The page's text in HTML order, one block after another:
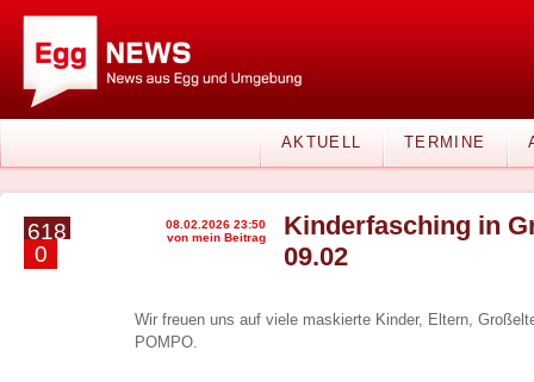
AKTUELL TERMINE
618
0
08.02.2026 23:50
von mein Beitrag
Kinderfasching in
09.02
Wir freuen uns auf viele maskierte Kinder, Eltern,
POMPO.